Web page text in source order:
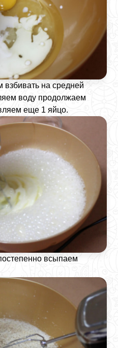
на средней
воду продолжаем
еще 1 яйцо.
всыпаем